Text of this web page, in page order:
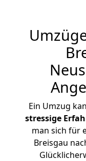
Ein Umzug
stressige
man sich für
Breisgau